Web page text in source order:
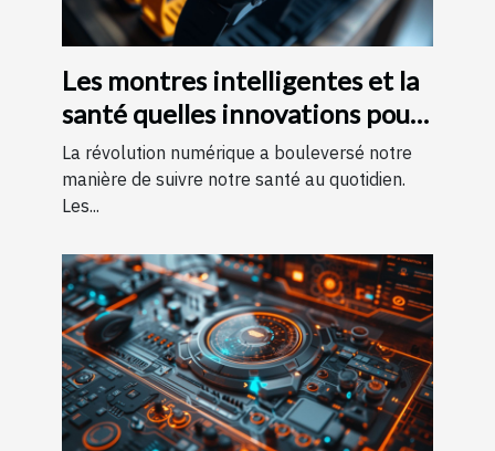
Les montres intelligentes et la
santé quelles innovations pour
le suivi quotidien
La révolution numérique a bouleversé notre
manière de suivre notre santé au quotidien.
Les...